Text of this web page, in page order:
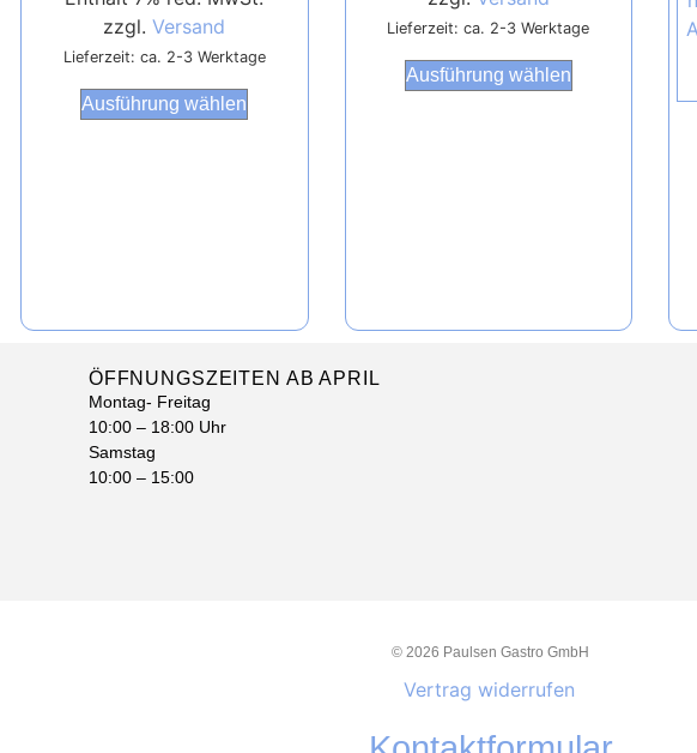
zzgl.Versand
Lieferzeit: ca. 2-3 Werktage
Ausführung wählen
Lieferzeit: ca. 2-3 Werktage
Ausführung wählen
ÖFFNUNGSZEITEN AB APRIL
Montag- Freitag
10:00 – 18:00 Uhr
Samstag
10:00 – 15:00
© 2026 Paulsen Gastro GmbH
Vertrag widerrufen